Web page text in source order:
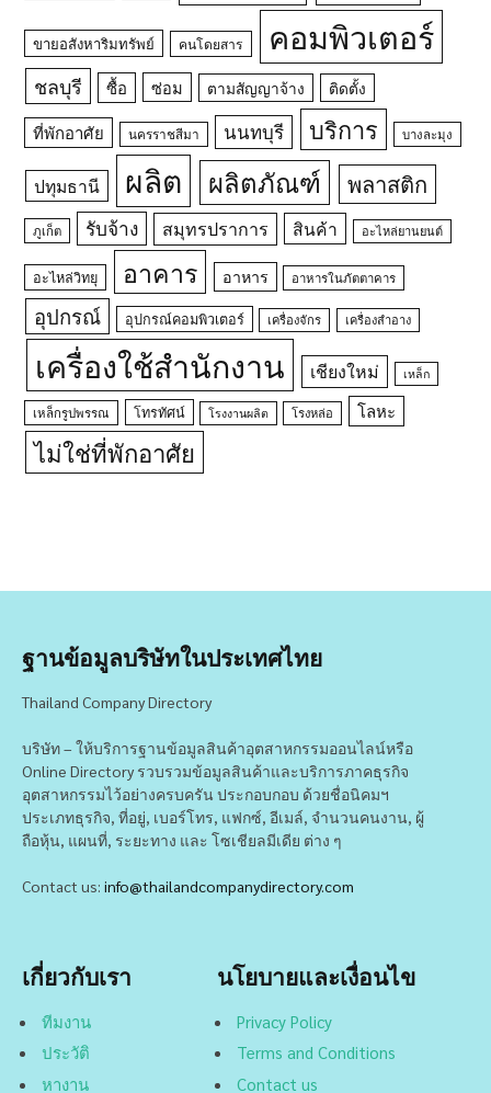
ขายอสังหาริมทรัพย์ คนโดยสาร คอมพิวเตอร์
ชลบุรี ซื้อ ซ่อม ตามสัญญาจ้าง ติดตั้ง
ที่พักอาศัย นครราชสีมา นนทบุรี บริการ บางละมุง
ปทุมธานี ผลิต ผลิตภัณฑ์ พลาสติก
ภูเก็ต รับจ้าง สมุทรปราการ สินค้า อะไหล่ยานยนต์
อะไหล่วิทยุ อาคาร อาหาร อาหารในภัตตาคาร
อุปกรณ์ อุปกรณ์คอมพิวเตอร์ เครื่องจักร เครื่องสำอาง
เครื่องใช้สำนักงาน เชียงใหม่ เหล็ก
เหล็กรูปพรรณ โทรทัศน์ โรงงานผลิต โรงหล่อ โลหะ
ไม่ใช่ที่พักอาศัย
ฐานข้อมูลบริษัทในประเทศไทย
Thailand Company Directory
บริษัท – ให้บริการฐานข้อมูลสินค้าอุตสาหกรรมออนไลน์หรือ
Online Directory รวบรวมข้อมูลสินค้าและบริการภาคธุรกิจ
อุตสาหกรรมไว้อย่างครบครัน ประกอบกอบ ด้วยชื่อนิคมฯ
ประเภทธุรกิจ, ที่อยู่, เบอร์โทร, แฟกซ์, อีเมล์, จำนวนคนงาน, ผู้
ถือหุ้น, แผนที่, ระยะทาง และ โซเชียลมีเดีย ต่าง ๆ
Contact us: info@thailandcompanydirectory.com
เกี่ยวกับเรา
ทีมงาน
ประวัติ
หางาน
นโยบายและเงื่อนไข
Privacy Policy
Terms and Conditions
Contact us